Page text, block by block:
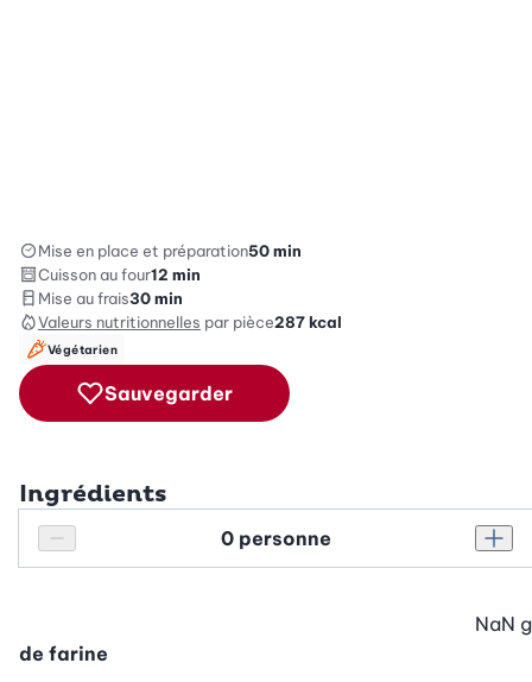
Mise en place et préparation50 min
Cuisson au four12 min
Mise au frais30 min
Valeurs nutritionnelles par pièce287kcal
Végétarien
Sauvegarder
Ingrédients
Réduire le nombre de personnes
Personnes
de farine
NaN g